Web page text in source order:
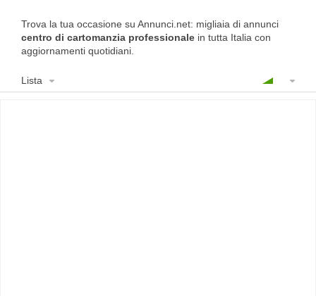
Trova la tua occasione su Annunci.net: migliaia di annunci
centro di cartomanzia professionale in tutta Italia con
aggiornamenti quotidiani.
Lista